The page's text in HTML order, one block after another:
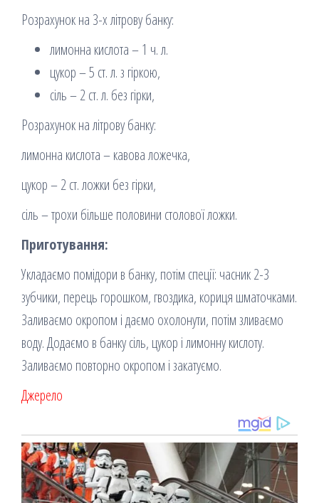
Розрахунок на 3-х літрову банку:
лимонна кислота – 1 ч. л.
цукор – 5 ст. л. з гіркою,
сіль – 2 ст. л. без гірки,
Розрахунок на літрову банку:
лимонна кислота – кавова ложечка,
цукор – 2 ст. ложки без гірки,
сіль – трохи більше половини столової ложки.
Приготування:
Укладаємо помідори в банку, потім спеції: часник 2-3
зубчики, перець горошком, гвоздика, кориця шматочками.
Заливаємо окропом і даємо охолонути, потім зливаємо
воду. Додаємо в банку сіль, цукор і лимонну кислоту.
Заливаємо повторно окропом і закатуємо.
Джерело